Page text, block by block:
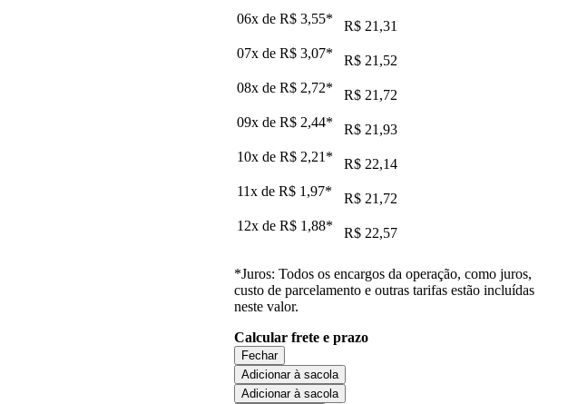
06x de R$ 3,55*
R$ 21,31
07x de R$ 3,07*
R$ 21,52
08x de R$ 2,72*
R$ 21,72
09x de R$ 2,44*
R$ 21,93
10x de R$ 2,21 *
R$ 22,14
11x de R$ 1,97*
R$ 21,72
12x de R$ 1,88* R$ 22,57
*Juros: Todos os encargos da operação, como juros,
custo de parcelamento e outras tarifas estão incluídas
neste valor.
Calcular frete e prazo
Fechar
Adicionar à sacola
Adicionar à sacola